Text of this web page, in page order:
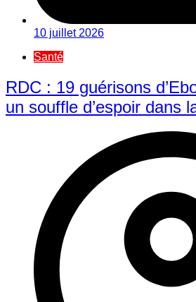
10 juillet 2026
Santé
RDC : 19 guérisons
un souffle d’espoir dans